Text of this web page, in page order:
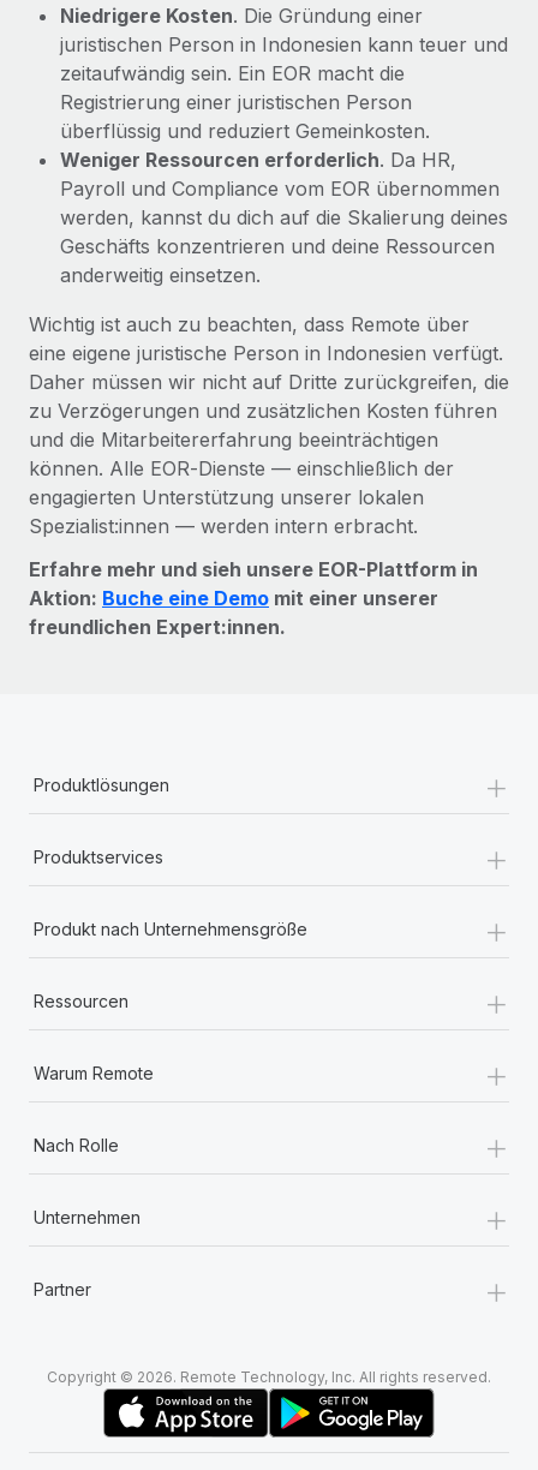
Niedrigere Kosten. Die Gründung einer
juristischen Person in Indonesien kann teuer und
zeitaufwändig sein. Ein EOR macht die
Registrierung einer juristischen Person
überflüssig und reduziert Gemeinkosten.
Weniger Ressourcen erforderlich. Da HR,
Payroll und Compliance vom EOR übernommen
werden, kannst du dich auf die Skalierung deines
Geschäfts konzentrieren und deine Ressourcen
anderweitig einsetzen.
Wichtig ist auch zu beachten, dass Remote über
eine eigene juristische Person in Indonesien verfügt.
Daher müssen wir nicht auf Dritte zurückgreifen, die
zu Verzögerungen und zusätzlichen Kosten führen
und die Mitarbeitererfahrung beeinträchtigen
können. Alle EOR‑Dienste — einschließlich der
engagierten Unterstützung unserer lokalen
Spezialist:innen — werden intern erbracht.
Erfahre mehr und sieh unsere EOR-Plattform in
Aktion: Buche eine Demo mit einer unserer
freundlichen Expert:innen.
Produktlösungen +
Produktservices +
Produkt nach Unternehmensgröße +
Ressourcen +
Warum Remote +
Nach Rolle +
Unternehmen +
Partner +
Copyright © 2026. Remote Technology, Inc. All rights reserved.